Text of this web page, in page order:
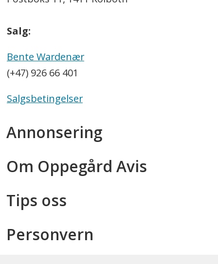
Salg:
Bente Wardenær
(+47) 926 66 401
Salgsbetingelser
Annonsering
Om Oppegård Avis
Tips oss
Personvern